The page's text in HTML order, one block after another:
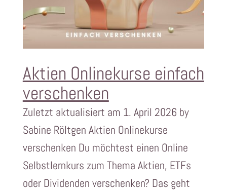
Aktien Onlinekurse einfach
verschenken
Zuletzt aktualisiert am 1. April 2026 by
Sabine Röltgen Aktien Onlinekurse
verschenken Du möchtest einen Online
Selbstlernkurs zum Thema Aktien, ETFs
oder Dividenden verschenken? Das geht